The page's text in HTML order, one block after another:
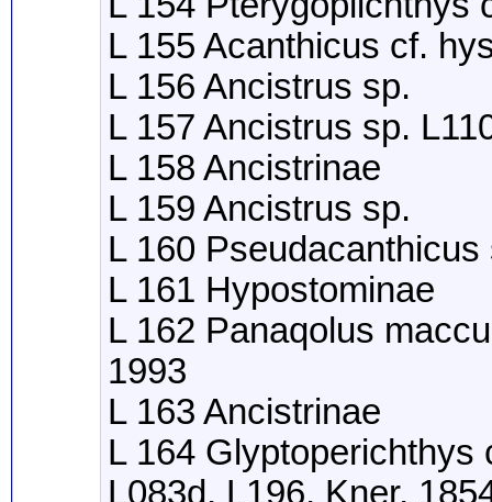
L 155 Acanthicus cf.
L 156 Ancistrus sp.
L 157 Ancistrus sp.
L 158 Ancistrinae
L 159 Ancistrus sp.
L 160
L 161 Hypostominae
L 162 Panaqolus
1993
L 163 Ancistrinae
L 164 Glyptoperichthys
L083d, L196, Kner,